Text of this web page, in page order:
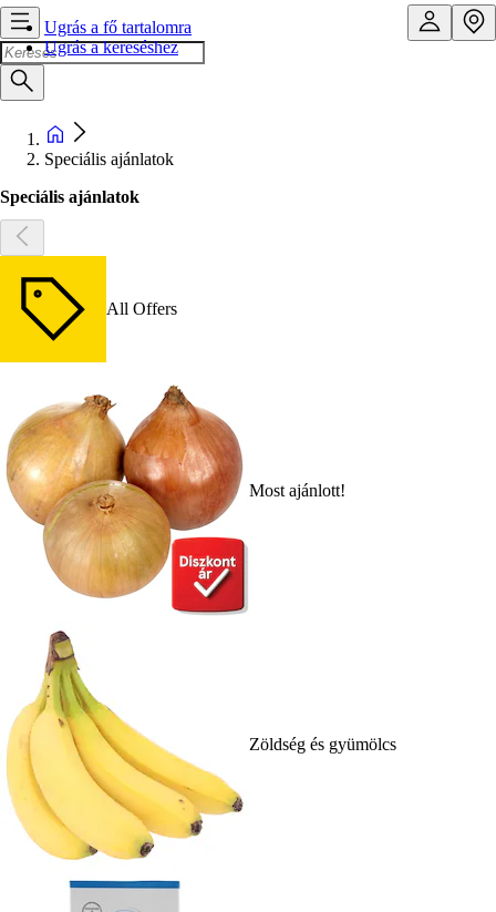
Ugrás a fő tartalomra
Ugrás a kereséshez
Speciális ajánlatok
Speciális ajánlatok
All Offers
Most ajánlott!
Zöldség és gyümölcs